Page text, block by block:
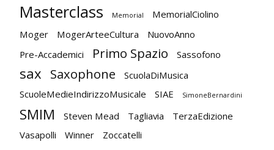
Masterclass Memorial
MemorialCiolino
Moger
MogerArteeCultura
NuovoAnno
Pre-Accademici
Primo Spazio Sassofono
sax Saxophone
ScuolaDiMusica
ScuoleMedieIndirizzoMusicale
SIAE SimoneBernardini
SMIM Steven Mead Tagliavia
TerzaEdizione
Vasapolli
Winner Zoccatelli